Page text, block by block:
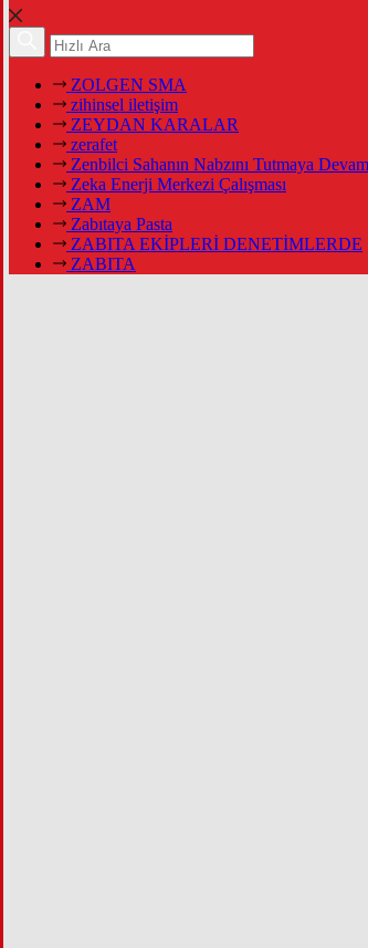
ZOLGEN SMA
zihinsel iletişim
ZEYDAN KARALAR
zerafet
Zenbilci Sahanın Nabzını Tutmaya
Zeka Enerji Merkezi Çalışması
ZAM
Zabıtaya Pasta
ZABITA EKİPLERİ DENETİMLERDE
ZABITA